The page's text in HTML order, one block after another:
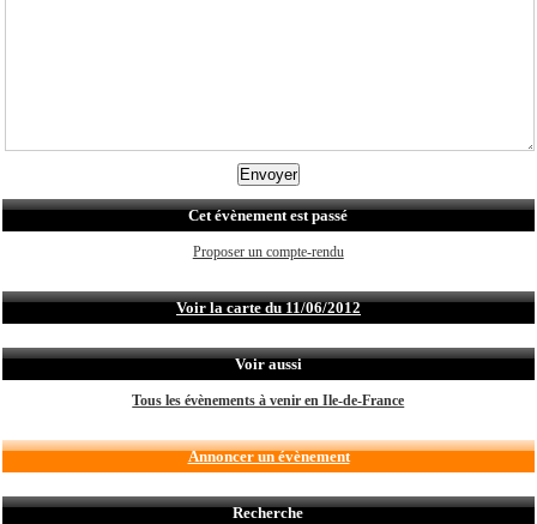
Cet évènement est passé
Proposer un compte-rendu
Voir la carte du 11/06/2012
Voir aussi
Tous les évènements à venir en Ile-de-France
Annoncer un évènement
Recherche